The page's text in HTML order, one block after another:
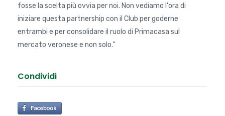
fosse la scelta più ovvia per noi. Non vediamo l'ora di
iniziare questa partnership con il Club per goderne
entrambi e per consolidare il ruolo di Primacasa sul
mercato veronese e non solo."
Condividi